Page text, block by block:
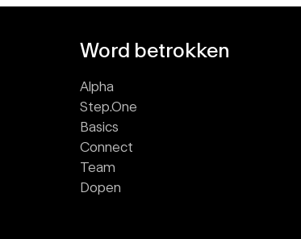
Word betrokken
Alpha
Step.One
Basics
Connect
Team
Dopen